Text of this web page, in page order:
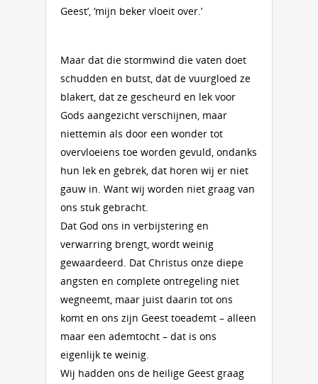
Geest’, ‘mijn beker vloeit over.’
Maar dat die stormwind die vaten doet
schudden en butst, dat de vuurgloed ze
blakert, dat ze gescheurd en lek voor
Gods aangezicht verschijnen, maar
niettemin als door een wonder tot
overvloeiens toe worden gevuld, ondanks
hun lek en gebrek, dat horen wij er niet
gauw in. Want wij worden niet graag van
ons stuk gebracht.
Dat God ons in verbijstering en
verwarring brengt, wordt weinig
gewaardeerd. Dat Christus onze diepe
angsten en complete ontregeling niet
wegneemt, maar juist daarin tot ons
komt en ons zijn Geest toeademt – alleen
maar een ademtocht – dat is ons
eigenlijk te weinig.
Wij hadden ons de heilige Geest graag